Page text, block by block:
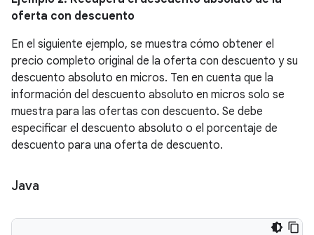
oferta con descuento
En el siguiente ejemplo, se muestra cómo obtener el
precio completo original de la oferta con descuento y su
descuento absoluto en micros. Ten en cuenta que la
información del descuento absoluto en micros solo se
muestra para las ofertas con descuento. Se debe
especificar el descuento absoluto o el porcentaje de
descuento para una oferta de descuento.
Java